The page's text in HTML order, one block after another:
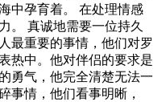
中孕育着。 在处理情感
。 真诚地需要一位持久
最重要的事情，他们对罗
热中。他对伴侣的要求是
勇气，他完全清楚无法一
事情，他们看事明晰，